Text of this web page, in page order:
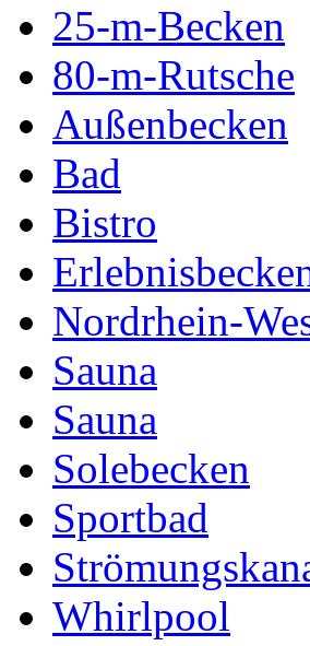
25-m-Becken
80-m-Rutsche
Außenbecken
Bad
Bistro
Nordrhein-
Sauna
Sauna
Solebecken
Sportbad
Whirlpool